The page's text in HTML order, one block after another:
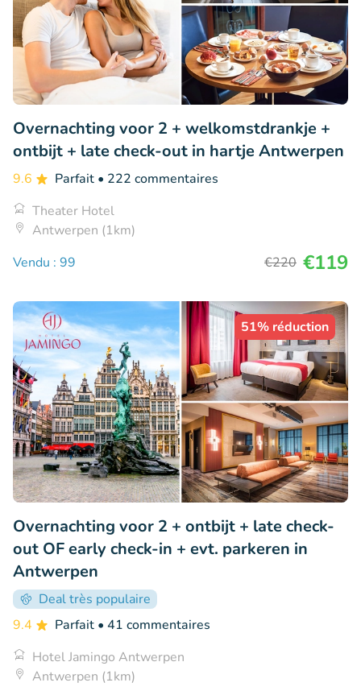
Overnachting voor 2 + welkomstdrankje +
ontbijt + late check-out in hartje Antwerpen
9.6 Parfait • 222 commentaires
Theater Hotel
Antwerpen (1km)
Vendu : 99
€220 €119
51% réduction
Overnachting voor 2 + ontbijt + late check-
out OF early check-in + evt. parkeren in
Antwerpen
Deal très populaire
9.4
Parfait • 41 commentaires
Hotel Jamingo Antwerpen
Antwerpen (1km)